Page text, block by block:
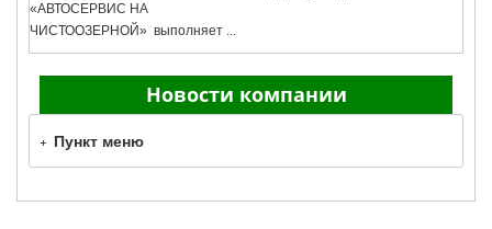
«АВТОСЕРВИС НА
ЧИСТООЗЕРНОЙ» выполняет ...
Новости компании
Пункт меню